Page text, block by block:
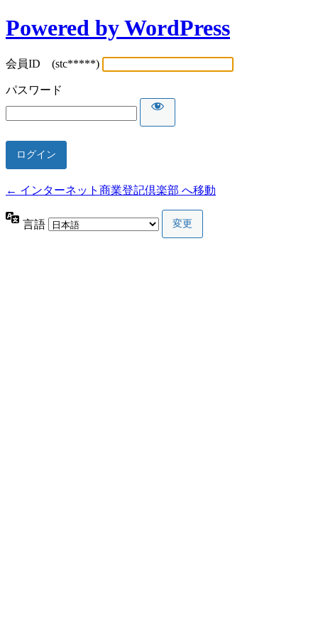
Powered by WordPress
会員ID (stc*****)
パスワード
← インターネット商業登記倶楽部 へ移動
言語